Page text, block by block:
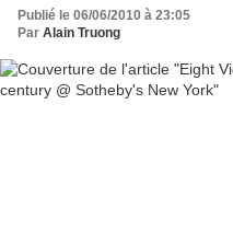
Publié le 06/06/2010 à 23:05
Par Alain Truong